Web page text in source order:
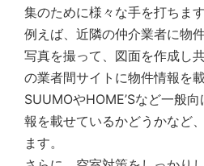
集のために様々な手を打ちます
例えば、近隣の仲介業者に物
写真を撮って、図面を作成し
の業者間サイトに物件情報を
SUUMOやHOME’Sなど一般
報を載せているかどうかなど
ます。